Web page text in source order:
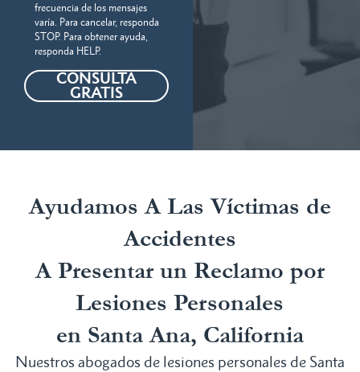
frecuencia de los mensajes
varía. Para cancelar, responda
STOP. Para obtener ayuda,
responda HELP.
CONSULTA
GRATIS
Ayudamos A Las Víctimas de
Accidentes
A Presentar un Reclamo por
Lesiones Personales
en Santa Ana, California
Nuestros abogados de lesiones personales de Santa